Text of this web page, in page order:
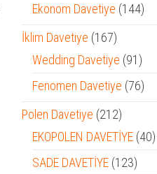
Ekonom Davetiye 144144
İklim Davetiye 167167
ürün
Wedding Davetiye 9191
ürün
Fenomen Davetiye 7676
Polen Davetiye 212212
ürün
EKOPOLEN DAVETİYE 4040
SADE DAVETİYE 123123